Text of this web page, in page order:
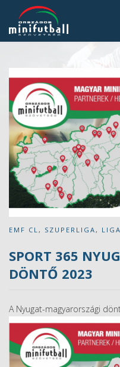
EMF CL, SZUPERLIGA,
SPORT 365
DÖNTŐ 2023
A Nyugat-magyarországi